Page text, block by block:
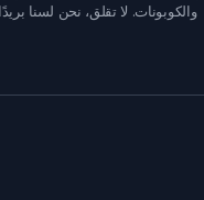
والكوبونات. لا تقلق، نحن لسنا